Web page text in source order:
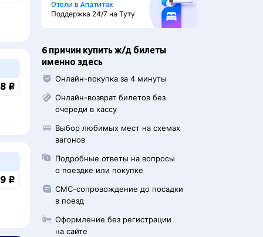
₽
₽
Отели в Апатитах
Поддержка 24/7 на Туту
6 причин купить ж/д билеты
именно здесь
Онлайн-покупка за 4 минуты
Онлайн-возврат билетов без
очереди в кассу
Выбор любимых мест на схемах
вагонов
Подробные ответы на вопросы
о поездке или покупке
СМС-сопровождение до посадки
в поезд
Оформление без регистрации
на сайте